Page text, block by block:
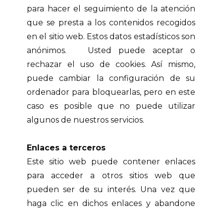
para hacer el seguimiento de la atención
que se presta a los contenidos recogidos
en el sitio web. Estos datos estadísticos son
anónimos. Usted puede aceptar o
rechazar el uso de cookies. Así mismo,
puede cambiar la configuración de su
ordenador para bloquearlas, pero en este
caso es posible que no puede utilizar
algunos de nuestros servicios.
Enlaces a terceros
Este sitio web puede contener enlaces
para acceder a otros sitios web que
pueden ser de su interés. Una vez que
haga clic en dichos enlaces y abandone